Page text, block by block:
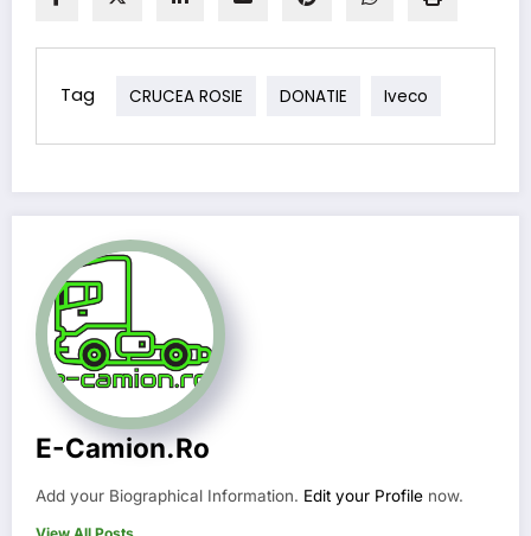
Tag CRUCEA ROSIE DONATIE Iveco
E-Camion.ro
Add your Biographical Information. Edit your Profile now.